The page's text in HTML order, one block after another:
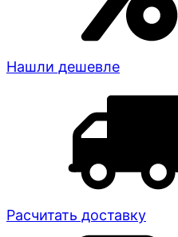
Нашли дешевле
Расчитать доставку